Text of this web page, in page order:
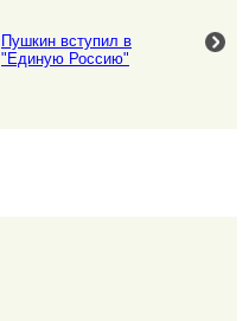
Пушкин вступил в
"Единую Россию"